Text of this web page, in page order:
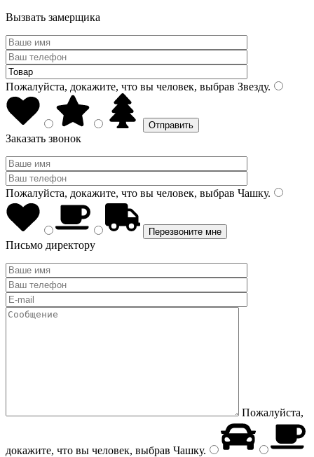
Вызвать замерщика
Пожалуйста, докажите, что вы человек, выбрав Звезду.
Заказать звонок
Пожалуйста, докажите, что вы человек, выбрав Чашку.
Письмо директору
Пожалуйста,
докажите, что вы человек, выбрав Чашку.